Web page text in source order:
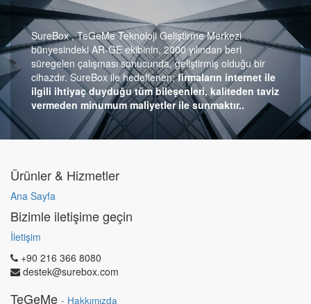
SureBox , TeGeMe Teknoloji Geliştirme Merkezi
bünyesindeki AR-GE ekibinin, 2000 yılından beri
süregelen çalışması sonucunda, geliştirmiş olduğu bir
cihazdır. SureBox ile hedeflenen;firmaların internet ile
ilgili ihtiyaç duyduğu tüm bileşenleri, kaliteden taviz
vermeden minumum maliyetler ile sunmaktır..
Ürünler & Hizmetler
Ana Sayfa
Bizimle iletişime geçin
İletişim
+90 216 366 8080
destek@surebox.com
TeGeMe - Hakkımızda